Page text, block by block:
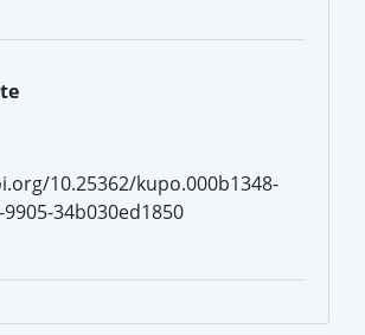
10.25362/kupo.000b1348-
34b030ed1850